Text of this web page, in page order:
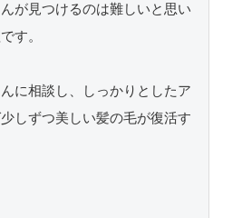
が見つけるのは難しいと思い
す。
に相談し、しっかりとしたア
しずつ美しい髪の毛が復活す